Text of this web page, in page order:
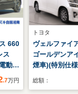
660
ス
動ス
ヘッ
.7万円
トヨタ
ヴェルファイ
ゴールデンア
煙車)(特別仕
総額：